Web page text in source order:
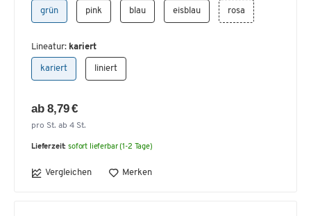
grün pink blau eisblau rosa
Lineatur: kariert
kariert liniert
ab 8,79 €
pro St. ab 4 St.
Lieferzeit: sofort lieferbar (1-2 Tage)
Vergleichen Merken